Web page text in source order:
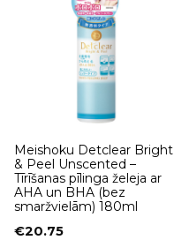
Meishoku Detclear Bright
& Peel Unscented –
Tīrīšanas pīlinga želeja ar
AHA un BHA (bez
smaržvielām) 180ml
€20.75